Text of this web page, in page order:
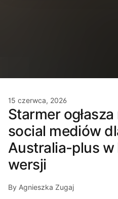
15 czerwca, 2026
Starmer
social mediów
Australia-plus
wersji
By Agnieszka Zugaj